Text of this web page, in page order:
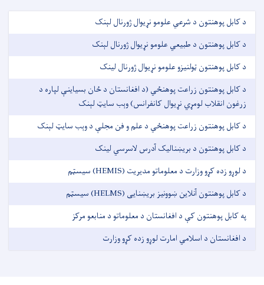
د کابل پوهنتون د شرعي علومو نړیوال ژورنال لېنک
د کابل پوهنتون د طبیعي علومو نړیوال ژورنال لېنک
د کابل پوهنتون ټولنیزو علومو نړیوال ژورنال لینک
د کابل پوهنتون زراعت پوهنځي (د افغانستان د ځان بسیاینې لپاره د
زرغون انقلاب لومړي نړیوال کانفرانس) وېب سایټ لېنک
د کابل پوهنتون زراعت پوهنځي د علم و فن مجلې د وېب سایټ لېنک
د کابل پوهنتون د بریښنالیک آدرس لاسرسي لینک
د لوړو زده کړو وزارت د معلوماتو مدیریت (HEMIS) سیسټم
د کابل پوهنتون آنلاین ښوونيز بریښنایی (HELMS) سیسټم
په کابل پوهنتون کې د افغانستان د معلوماتو د منابعو مرکز
د افغانستان د اسلامي امارت لوړو زده کړو وزارت